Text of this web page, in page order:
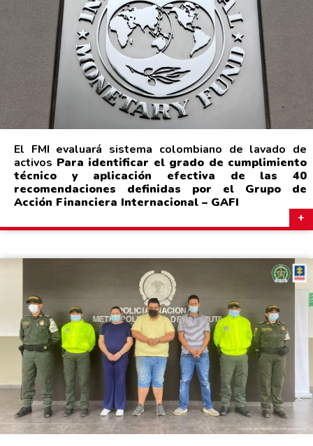
El FMI evaluará sistema colombiano de lavado de
activos Para identificar el grado de cumplimiento
técnico y aplicación efectiva de las 40
recomendaciones definidas por el Grupo de
Acción Financiera Internacional – GAFI